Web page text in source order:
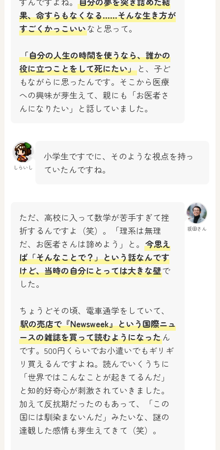
果、命すらもなくなる……そんな生き方が
すごくかっこいいなと思って。
「自分の人生の時間を使うなら、誰かの
役に立つことをして死にたい」 と、子ど
もながらに思ったんです。そこから医療
への興味が芽生えて、親にも「お医者さ
んになりたい」と話していました。
しらいし
小学生ですでに、そのような視点を持っ
ていたんですね。
坂田さん
ただ、高校に入って数学が苦手すぎて挫
折するんですよ（笑）。「理系は無理
だ、お医者さんは諦めよう」と。今思え
ば「そんなことで？」という話なんです
けど、当時の自分にとっては大きな壁で
した。
ちょうどその頃、電車通学をしていて、
駅の売店で『Newsweek』という国際ニュ
ースの雑誌を買って読むようになったん
です。500円くらいでお小遣いでもギリギ
リ買えるんですよね。読んでいくうちに
「世界ではこんなことが起きてるんだ」
と知的好奇心が刺激されていきました。
加えて反抗期だったのもあって、「この
国には馴染まないんだ」みたいな、謎の
達観した感情も芽生えてきて（笑）。